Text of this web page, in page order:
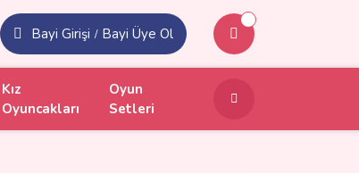
Bayi Girişi / Bayi Üye Ol
Kız
Oyuncakları
Oyun
Setleri